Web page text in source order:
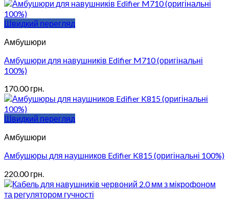
Швидкий перегляд
Амбушюри
Амбушюри для навушників Edifier M710 (оригінальні
100%)
170.00грн.
Швидкий перегляд
Амбушюри
Амбушюры для наушников Edifier K815 (оригінальні 100%)
220.00грн.